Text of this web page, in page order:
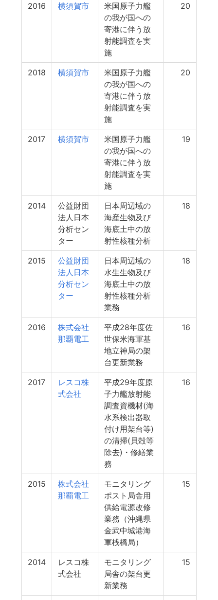
2016 横須賀市
米国原子力艦
の我が国への
寄港に伴う放
射能調査を実
施
20
2018 横須賀市
米国原子力艦
の我が国への
寄港に伴う放
射能調査を実
施
20
2017 横須賀市
米国原子力艦
の我が国への
寄港に伴う放
射能調査を実
施
19
2014
公益財団
法人日本
分析セン
ター
日本周辺域の
海産生物及び
海底土中の放
射性核種分析
18
2015
公益財団
法人日本
分析セン
ター
日本周辺域の
水生生物及び
海底土中の放
射性核種分析
業務
18
2016
株式会社
那覇電工
平成28年度佐
世保米海軍基
地立神局の架
台更新業務
16
2017
レスコ株
式会社
平成29年度原
子力艦放射能
調査資機材(海
水系検出器取
付け用架台等)
の清掃(貝殻等
除去)・修繕業
務
16
2015
株式会社
那覇電工
モニタリング
ポスト局舎用
供給電源改修
業務（沖縄県
金武中城港海
軍桟橋局）
15
2014
レスコ株
式会社
モニタリング
局舎の架台更
新業務
15